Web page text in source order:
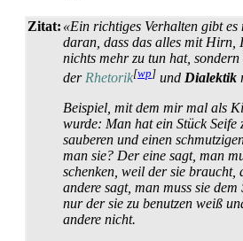
Zitat: «Ein richtiges Verhalten gibt
daran, dass das alles mit Hirn,
nichts mehr zu tun hat,
der Rhetorik[wp] und Dialektik
Beispiel, mit dem mir mal als
wurde: Man hat ein Stück Seife
sauberen und einen
man sie? Der eine sagt, man
schenken, weil der sie braucht,
andere sagt, man muss sie
nur der sie zu benutzen weiß
andere nicht.